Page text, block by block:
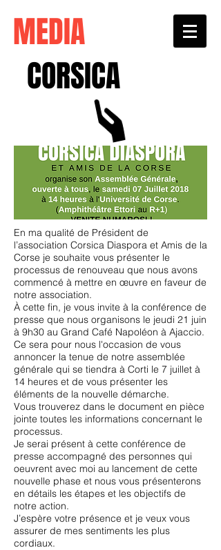
MEDIA
CORSICA
En ma qualité de Président de
l’association Corsica Diaspora et Amis de la
Corse je souhaite vous présenter le
processus de renouveau que nous avons
commencé à mettre en œuvre en faveur de
notre association.
À cette fin, je vous invite à la conférence de
presse que nous organisons le jeudi 21 juin
à 9h30 au Grand Café Napoléon à Ajaccio.
Ce sera pour nous l'occasion de vous
annoncer la tenue de notre assemblée
générale qui se tiendra à Corti le 7 juillet à
14 heures et de vous présenter les
éléments de la nouvelle démarche.
Vous trouverez dans le document en pièce
jointe toutes les informations concernant le
processus.
Je serai présent à cette conférence de
presse accompagné des personnes qui
oeuvrent avec moi au lancement de cette
nouvelle phase et nous vous présenterons
en détails les étapes et les objectifs de
notre action.
J’espère votre présence et je veux vous
assurer de mes sentiments les plus
cordiaux.